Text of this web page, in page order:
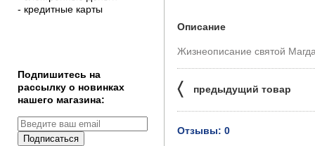
Описание
Жизнеописание святой
〈 предыдущий товар
Отзывы: 0
- кредитные карты
Подпишитесь на
рассылку о новинках
нашего магазина:
Подписаться